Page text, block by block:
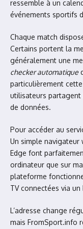
ressemble à un
événements sportifs
Chaque match
Certains portent la
généralement une
checker automatique
particulièrement
utilisateurs partagent
de données.
Pour accéder au
Un simple navigateur
Edge font
ordinateur que sur
plateforme
TV connectées via
L’adresse change
mais FromSport.info